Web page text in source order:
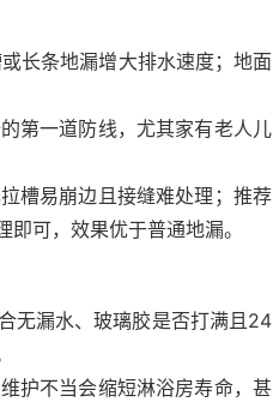
长条地漏增大排水速度；地面
第一道防线，尤其家有老人儿
槽易崩边且接缝难处理；推荐
可，效果优于普通地漏。
无漏水、玻璃胶是否打满且24
护不当会缩短淋浴房寿命，甚